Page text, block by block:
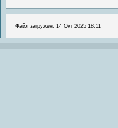
Файл загружен: 14 Окт 2025 18:11